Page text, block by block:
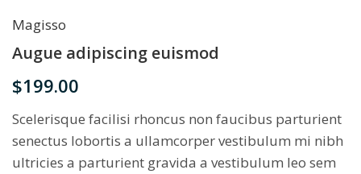
Magisso
Augue adipiscing euismod
$199.00
Scelerisque facilisi rhoncus non faucibus parturient
senectus lobortis a ullamcorper vestibulum mi nibh
ultricies a parturient gravida a vestibulum leo sem